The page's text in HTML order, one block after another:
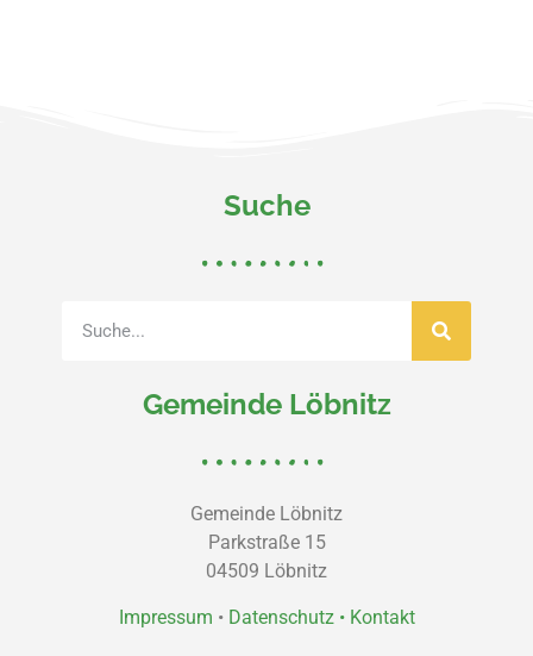
Suche
Gemeinde Löbnitz
Gemeinde Löbnitz
Parkstraße 15
04509 Löbnitz
Impressum • Datenschutz • Kontakt